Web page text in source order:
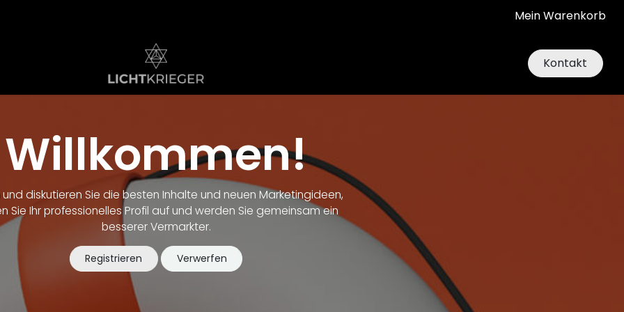
Mein Warenkorb
Kontakt
Willkommen!
und diskutieren Sie die besten Inhalte und neuen Marketingideen,
Sie Ihr professionelles Profil auf und werden Sie gemeinsam ein
besserer Vermarkter.
Registrieren Verwerfen